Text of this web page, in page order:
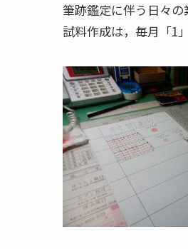
筆跡鑑定に伴う日々の
試料作成は，毎月「1